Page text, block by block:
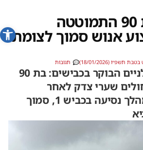
פתח כביש 1: בת 90 התמוטטה
אנוש סמוך לצומת
תשפ״ו (18/01/2026) תגובות
שני מקרים קטלניים הבוקר בכבישים: בת 90
שערי צדק לאחר
שהתמוטטה במהלך נסיעה בכביש 1, סמוך